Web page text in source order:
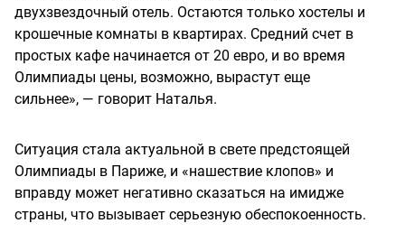
двухзвездочный отель. Остаются только хостелы и
крошечные комнаты в квартирах. Средний счет в
простых кафе начинается от 20 евро, и во время
Олимпиады цены, возможно, вырастут еще
сильнее», — говорит Наталья.
Ситуация стала актуальной в свете предстоящей
Олимпиады в Париже, и «нашествие клопов» и
вправду может негативно сказаться на имидже
страны, что вызывает серьезную обеспокоенность.